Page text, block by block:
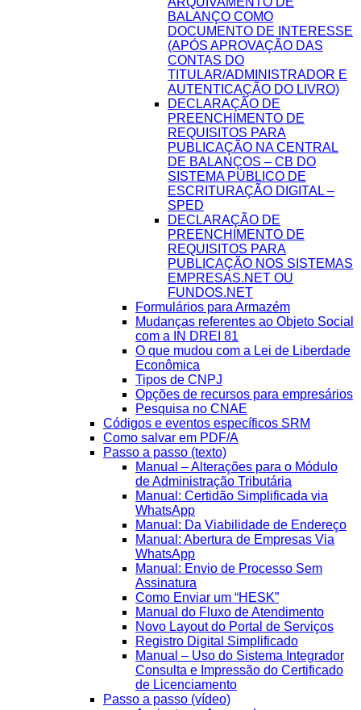
BALANÇO COMO
DOCUMENTO DE INTERESSE
(APÓS APROVAÇÃO DAS
CONTAS DO
TITULAR/ADMINISTRADOR E
AUTENTICAÇÃO DO LIVRO)
DECLARAÇÃO DE
PREENCHIMENTO DE
REQUISITOS PARA
PUBLICAÇÃO NA CENTRAL
DE BALANÇOS – CB DO
SISTEMA PÚBLICO DE
ESCRITURAÇÃO DIGITAL –
SPED
DECLARAÇÃO DE
PREENCHIMENTO DE
REQUISITOS PARA
PUBLICAÇÃO NOS SISTEMAS
EMPRESAS.NET OU
FUNDOS.NET
Formulários para Armazém
Mudanças referentes ao Objeto Social
com a IN DREI 81
O que mudou com a Lei de Liberdade
Econômica
Tipos de CNPJ
Opções de recursos para empresários
Pesquisa no CNAE
Códigos e eventos específicos SRM
Como salvar em PDF/A
Passo a passo (texto)
Manual – Alterações para o Módulo
de Administração Tributária
Manual: Certidão Simplificada via
WhatsApp
Manual: Da Viabilidade de Endereço
Manual: Abertura de Empresas Via
WhatsApp
Manual: Envio de Processo Sem
Assinatura
Como Enviar um “HESK”
Manual do Fluxo de Atendimento
Novo Layout do Portal de Serviços
Registro Digital Simplificado
Manual – Uso do Sistema Integrador
Consulta e Impressão do Certificado
de Licenciamento
Passo a passo (vídeo)